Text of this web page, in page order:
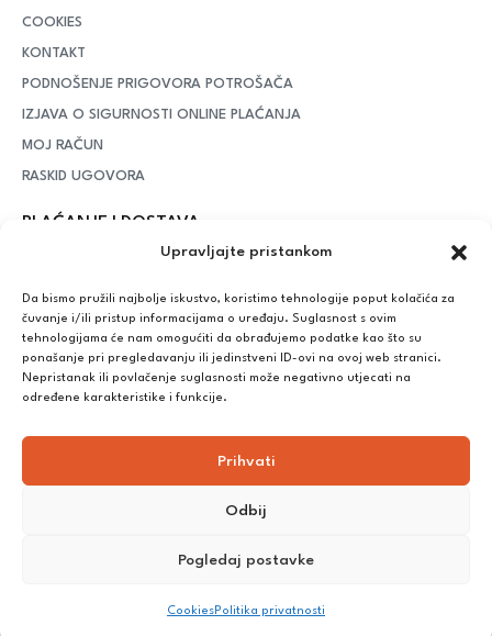
Upravljajte pristankom
Da bismo pružili najbolje iskustvo, koristimo tehnologije poput kolačića za
čuvanje i/ili pristup informacijama o uređaju. Suglasnost s ovim
tehnologijama će nam omogućiti da obrađujemo podatke kao što su
ponašanje pri pregledavanju ili jedinstveni ID-ovi na ovoj web stranici.
Nepristanak ili povlačenje suglasnosti može negativno utjecati na
određene karakteristike i funkcije.
Prihvati
Odbij
Pogledaj postavke
CookiesPolitika privatnosti
COOKIES
KONTAKT
PODNOŠENJE PRIGOVORA POTROŠAČA
IZJAVA O SIGURNOSTI ONLINE PLAĆANJA
MOJ RAČUN
RASKID UGOVORA
PLAĆANJE I DOSTAVA
– iznad potrošenih 55 eura dostava je
Plaćanje:
Bankovna transakcija, plaćanje prilikom preuzimanja, CorvusPay
d.o.o.